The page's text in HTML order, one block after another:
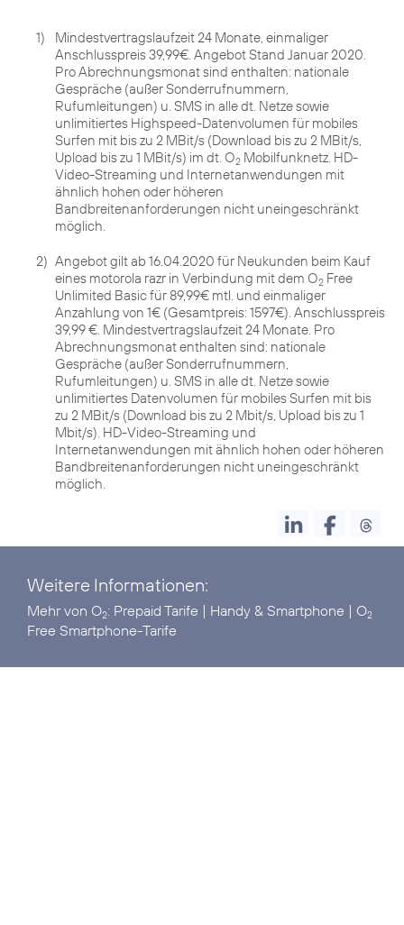
1)
Mindestvertragslaufzeit 24 Monate, einmaliger
Anschlusspreis 39,99€. Angebot Stand Januar 2020.
Pro Abrechnungsmonat sind enthalten: nationale
Gespräche (außer Sonderrufnummern,
Rufumleitungen) u. SMS in alle dt. Netze sowie
unlimitiertes Highspeed-Datenvolumen für mobiles
Surfen mit bis zu 2 MBit/s (Download bis zu 2 MBit/s,
Upload bis zu 1 MBit/s) im dt. O2 Mobilfunknetz. HD-
Video-Streaming und Internetanwendungen mit
ähnlich hohen oder höheren
Bandbreitenanforderungen nicht uneingeschränkt
möglich.
2) Angebot gilt ab 16.04.2020 für Neukunden beim Kauf
eines motorola razr in Verbindung mit dem O2 Free
Unlimited Basic für 89,99€ mtl. und einmaliger
Anzahlung von 1€ (Gesamtpreis: 1597€). Anschlusspreis
39,99 €. Mindestvertragslaufzeit 24 Monate. Pro
Abrechnungsmonat enthalten sind: nationale
Gespräche (außer Sonderrufnummern,
Rufumleitungen) u. SMS in alle dt. Netze sowie
unlimitiertes Datenvolumen für mobiles Surfen mit bis
zu 2 MBit/s (Download bis zu 2 Mbit/s, Upload bis zu 1
Mbit/s). HD-Video-Streaming und
Internetanwendungen mit ähnlich hohen oder höheren
Bandbreitenanforderungen nicht uneingeschränkt
möglich.
Weitere Informationen:
Mehr von O2: Prepaid Tarife | Handy & Smartphone | O2
Free Smartphone-Tarife